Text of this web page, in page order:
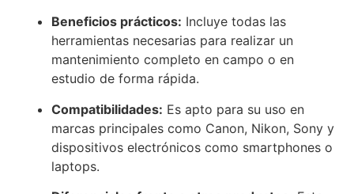
Beneficios prácticos: Incluye todas las
herramientas necesarias para realizar un
mantenimiento completo en campo o en
estudio de forma rápida.
Compatibilidades: Es apto para su uso en
marcas principales como Canon, Nikon, Sony y
dispositivos electrónicos como smartphones o
laptops.